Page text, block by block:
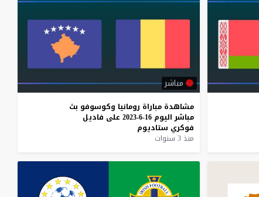
مباشر
مشاهدة مباراة رومانيا وكوسوفو بث
مباشر اليوم 16-6-2023 على فاديل
فوكري ستاديوم
منذ 3 سنوات